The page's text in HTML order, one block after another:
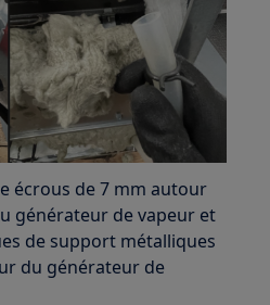
écrous de 7 mm autour
générateur de vapeur et
de support métalliques
du générateur de